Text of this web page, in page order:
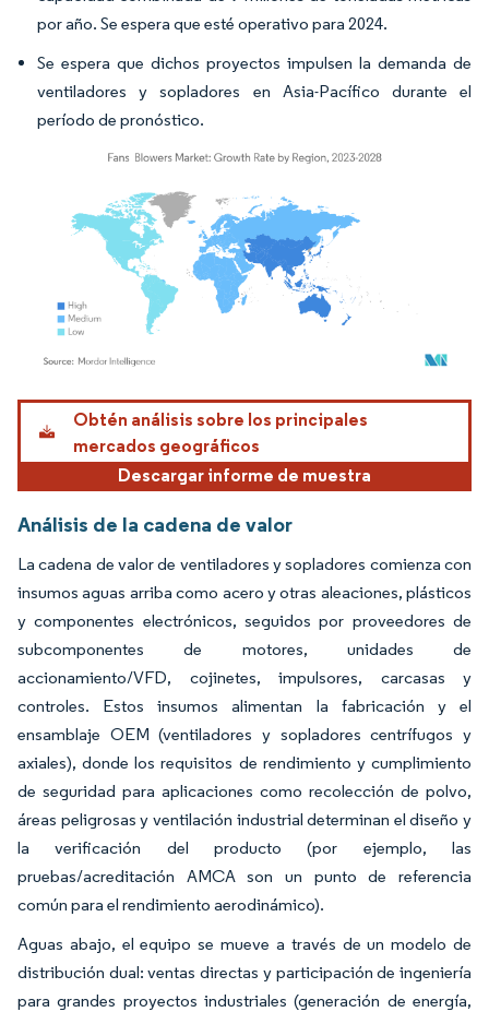
por año. Se espera que esté operativo para 2024.
Se espera que dichos proyectos impulsen la demanda de
ventiladores y sopladores en Asia-Pacífico durante el
período de pronóstico.
Imagen © Mordor Intelligence. El uso requiere atribución según CC BY 4.0.
Obtén análisis sobre los principales
mercados geográficos
Descargar informe de muestra
Análisis de la cadena de valor
La cadena de valor de ventiladores y sopladores comienza con
insumos aguas arriba como acero y otras aleaciones, plásticos
y componentes electrónicos, seguidos por proveedores de
subcomponentes de motores, unidades de
accionamiento/VFD, cojinetes, impulsores, carcasas y
controles. Estos insumos alimentan la fabricación y el
ensamblaje OEM (ventiladores y sopladores centrífugos y
axiales), donde los requisitos de rendimiento y cumplimiento
de seguridad para aplicaciones como recolección de polvo,
áreas peligrosas y ventilación industrial determinan el diseño y
la verificación del producto (por ejemplo, las
pruebas/acreditación AMCA son un punto de referencia
común para el rendimiento aerodinámico).
Aguas abajo, el equipo se mueve a través de un modelo de
distribución dual: ventas directas y participación de ingeniería
para grandes proyectos industriales (generación de energía,